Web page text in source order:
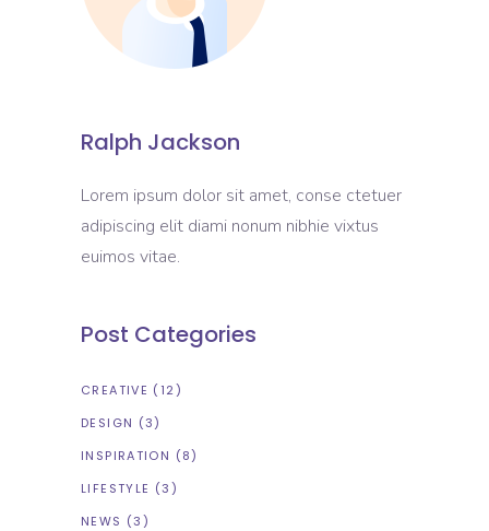
Ralph Jackson
Lorem ipsum dolor sit amet, conse ctetuer
adipiscing elit diami nonum nibhie vixtus
euimos vitae.
Post Categories
CREATIVE (12)
DESIGN (3)
INSPIRATION (8)
LIFESTYLE (3)
NEWS (3)